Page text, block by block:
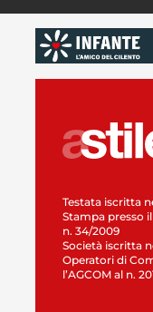
Testata iscritta
Stampa presso
n. 34/2009
Società iscritta
Operatori di
l’AGCOM al n.